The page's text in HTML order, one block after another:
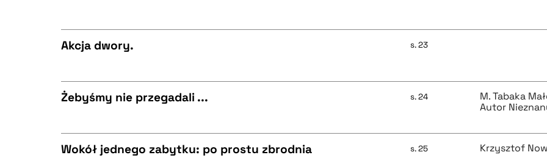
BIBTEX
BIBTEX
Akcja dwory. s. 23
Żebyśmy nie przegadali ... s. 24
M. Tabaka
Autor
Wokół jednego zabytku: po prostu zbrodnia s. 25 Krzysztof